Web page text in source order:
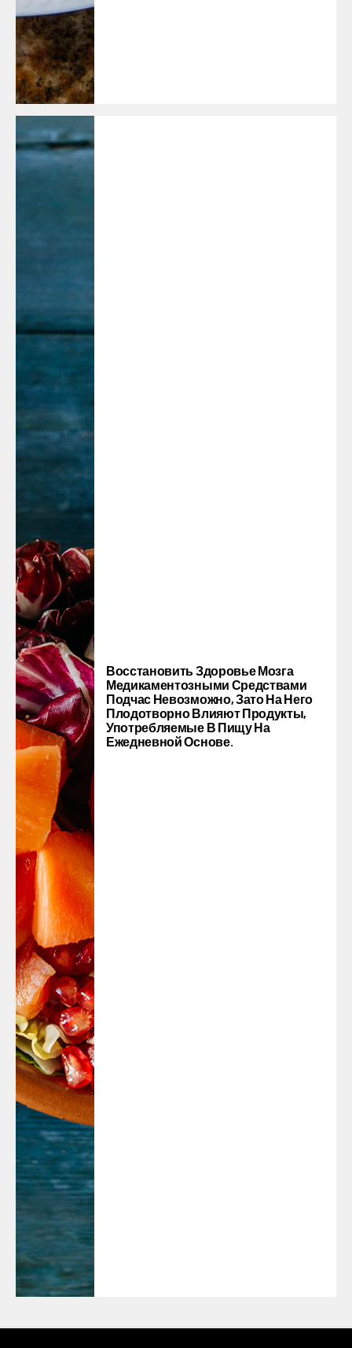
Восстановить Здоровье Мозга
Медикаментозными Средствами
Подчас Невозможно, Зато На Него
Плодотворно Влияют Продукты,
Употребляемые В Пищу На
Ежедневной Основе.